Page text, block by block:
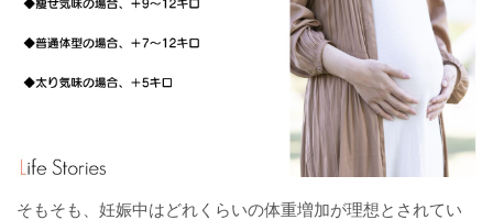
そもそも、妊娠中はどれくらいの体重増加が理想とされてい